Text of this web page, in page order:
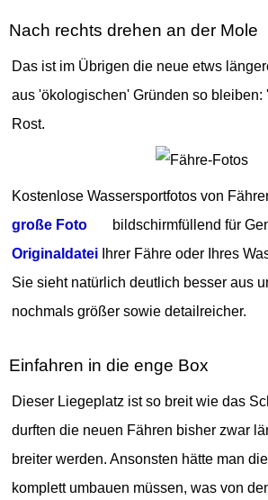
Nach rechts drehen an der Mole
Das ist im Übrigen die neue etws
aus 'ökologischen' Gründen so bleiben:
Rost.
Kostenlose Wassersportfotos von
große Foto
bildschirmfüllend für
Originaldatei Ihrer Fähre oder Ihres
Sie sieht natürlich deutlich besser aus
nochmals größer sowie detailreicher.
Einfahren in die enge Box
Dieser Liegeplatz ist so breit wie das
durften die neuen Fähren bisher zwar
breiter werden. Ansonsten hätte man
komplett umbauen müssen, was von